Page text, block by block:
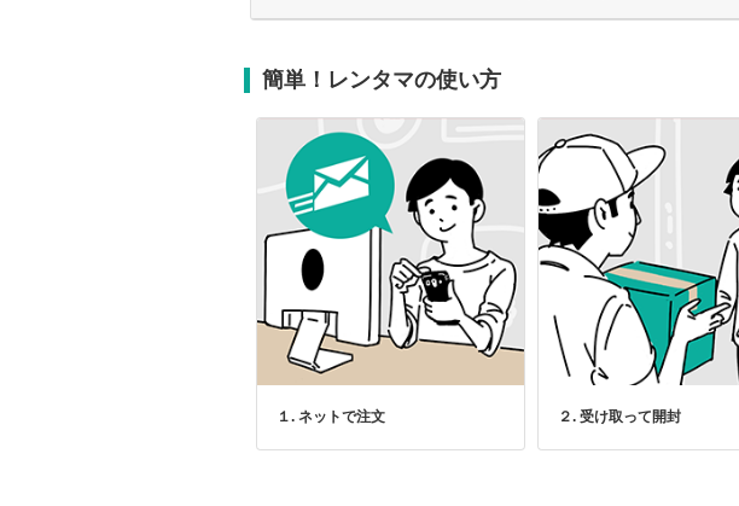
簡単！レンタマの使い方
１. ネットで注文 ２. 受け取って開封